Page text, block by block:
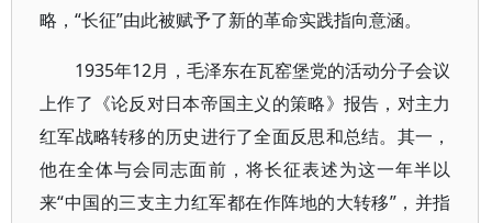
略，“长征”由此被赋予了新的革命实践指向意涵。
1935年12月，毛泽东在瓦窑堡党的活动分子会议
上作了《论反对日本帝国主义的策略》报告，对主力
红军战略转移的历史进行了全面反思和总结。其一，
他在全体与会同志面前，将长征表述为这一年半以
来“中国的三支主力红军都在作阵地的大转移”，并指